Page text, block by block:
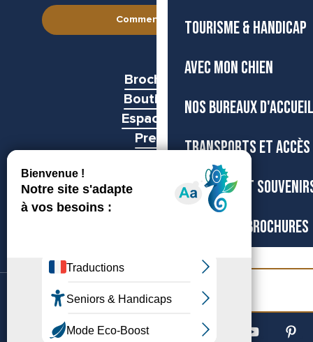
TOURISME & HANDICAP
AVEC MON CHIEN
NOS BUREAUX D'ACCUEIL
TRANSPORTS ET ACCÈS
BOUTIQUE ET
CARTES ET BROCHURES
Comment venir ?
Brochures
Boutiques
Espace pro
Presse
©Archipel de Thau, 2026Accessibilité
Mentions légales